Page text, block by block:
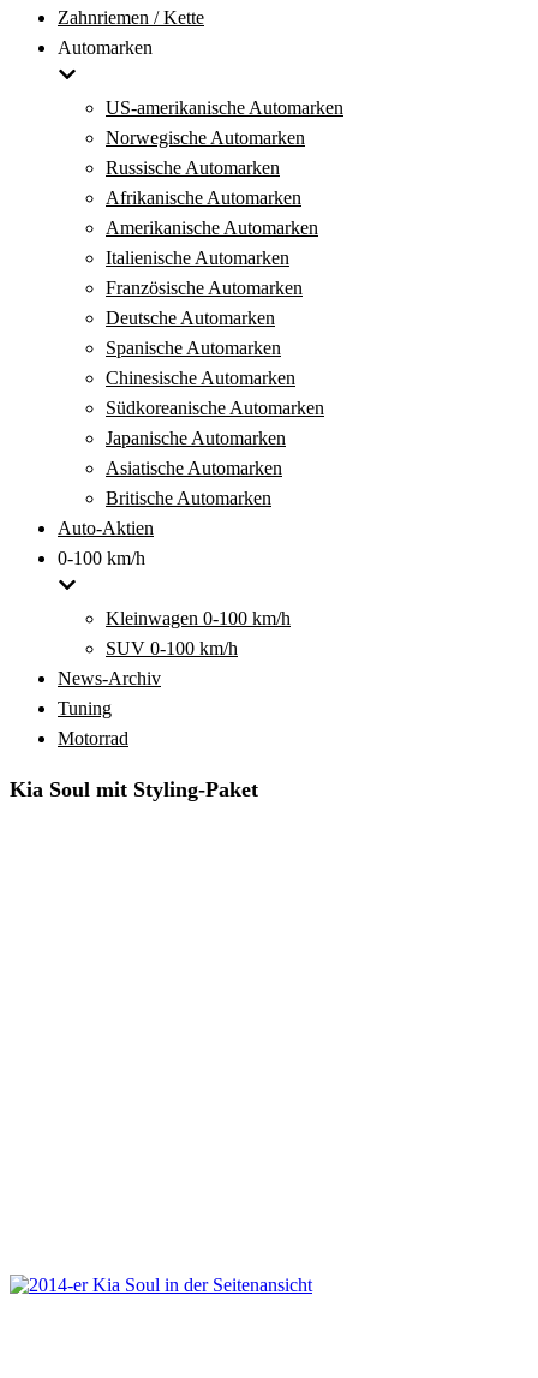
Zahnriemen / Kette
Automarken
US-amerikanische Automarken
Norwegische Automarken
Russische Automarken
Afrikanische Automarken
Amerikanische Automarken
Italienische Automarken
Französische Automarken
Deutsche Automarken
Spanische Automarken
Chinesische Automarken
Südkoreanische Automarken
Japanische Automarken
Asiatische Automarken
Britische Automarken
Auto-Aktien
0-100 km/h
Kleinwagen 0-100 km/h
SUV 0-100 km/h
News-Archiv
Tuning
Motorrad
Kia Soul mit Styling-Paket